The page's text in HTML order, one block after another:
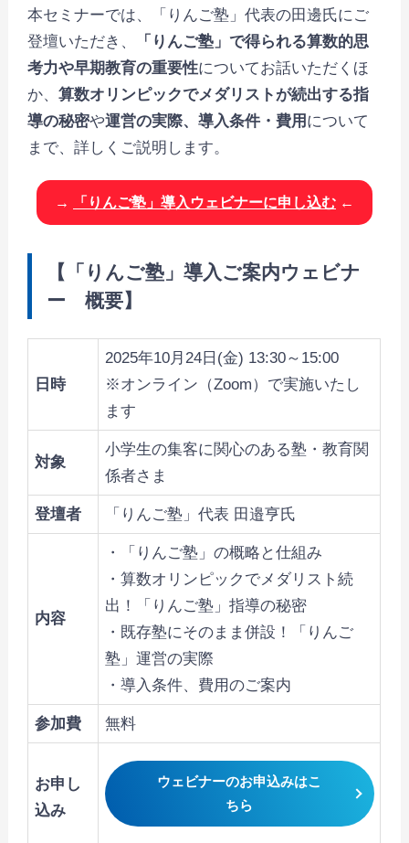
本セミナーでは、「りんご塾」代表の田邊氏にご
登壇いただき、
「りんご塾」で得られる算数的思
考力や早期教育の重要性についてお話いただくほ
か、算数オリンピックでメダリストが続出する指
導の秘密や運営の実際、導入条件・費用 について
まで、詳しくご説明します。
→ 「りんご塾」導入ウェビナーに申し込む ←
【「りんご塾」導入ご案内ウェビナ
ー 概要】
日時
2025年10月24日(金) 13:30～15:00
※オンライン（Zoom）で実施いたし
ます
対象
小学生の集客に関心のある塾・教育関
係者さま
登壇者 「りんご塾」代表 田邉亨氏
内容
・「りんご塾」の概略と仕組み
・算数オリンピックでメダリスト続
出！「りんご塾」指導の秘密
・既存塾にそのまま併設！「りんご
塾」運営の実際
・導入条件、費用のご案内
参加費 無料
お申し
込み
ウェビナーのお申込みはこ
ちら